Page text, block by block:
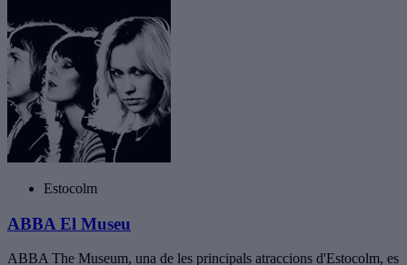
Estocolm
ABBA El Museu
ABBA The Museum, una de les principals atraccions d'Estocolm, es